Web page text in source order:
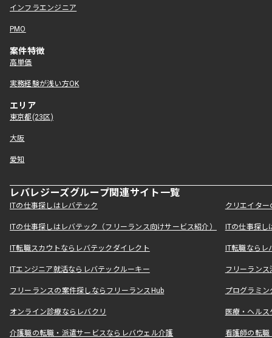
インフラエンジニア
PMO
案件特徴
高単価
実務経験が浅い方OK
エリア
東京都(23区)
大阪
愛知
レバレジーズグループ関連サイト一覧
ITの仕事探しはレバテック クリエイタ
ITの仕事探しはレバテック（フリーランス向けサービス紹介） ITの仕事探
IT転職スカウトならレバテックダイレクト IT転職なら
ITエンジニア就活ならレバテックルーキー フリーラン
フリーランスの案件探しならフリーランスHub プログラミ
オンライン診療ならレバクリ 医療・ヘル
介護職の転職・派遣サービスならレバウェル介護 看護師の転